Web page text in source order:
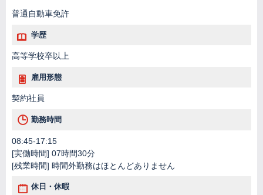
普通自動車免許
学歴
高等学校卒以上
雇用形態
契約社員
勤務時間
08:45-17:15
[実働時間] 07時間30分
[残業時間] 時間外勤務はほとんどありません
休日・休暇